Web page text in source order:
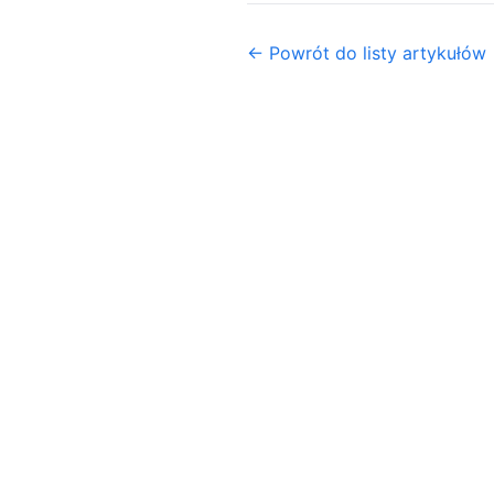
← Powrót do listy artykułów